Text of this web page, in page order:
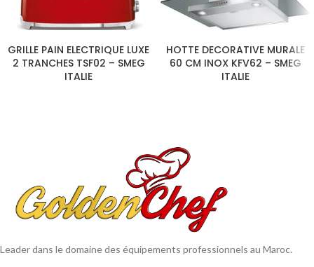
GRILLE PAIN ELECTRIQUE LUXE
2 TRANCHES TSF02 – SMEG
ITALIE
HOTTE DECORATIVE MURALE
60 CM INOX KFV62 – SMEG
ITALIE
Leader dans le domaine des équipements professionnels au Maroc.